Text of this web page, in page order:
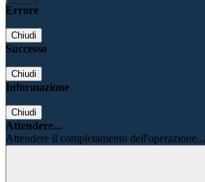
Errore
Chiudi
Successo
Chiudi
Informazione
Chiudi
Attendere...
Attendere il completamento dell'operazione...